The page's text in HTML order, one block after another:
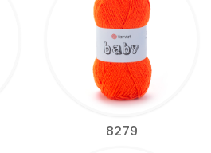
8279